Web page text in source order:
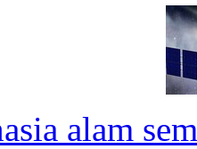
alam